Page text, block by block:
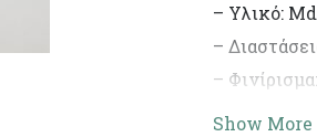
– Υλικό:
–
–
– Ιδανικό
Show More